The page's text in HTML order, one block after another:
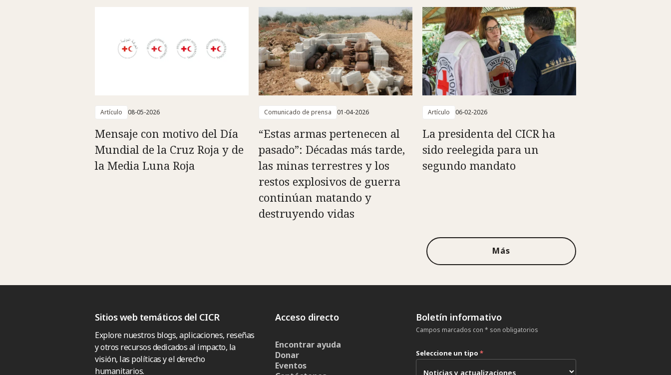
Artículo 08-05-2026
Mensaje con motivo del Día
Mundial de la Cruz Roja y de
la Media Luna Roja
Comunicado de prensa 01-04-2026
“Estas armas pertenecen al
pasado”: Décadas más tarde,
las minas terrestres y los
restos explosivos de guerra
continúan matando y
destruyendo vidas
Artículo 06-02-2026
La presidenta del CICR ha
sido reelegida para un
segundo mandato
Más
Sitios web temáticos del CICR
Explore nuestros blogs, aplicaciones, reseñas
y otros recursos dedicados al impacto, la
visión, las políticas y el derecho
humanitarios.
Acceso directo
Encontrar ayuda
Donar
Eventos
Boletín informativo
Campos marcados con * son obligatorios
Seleccione un tipo *